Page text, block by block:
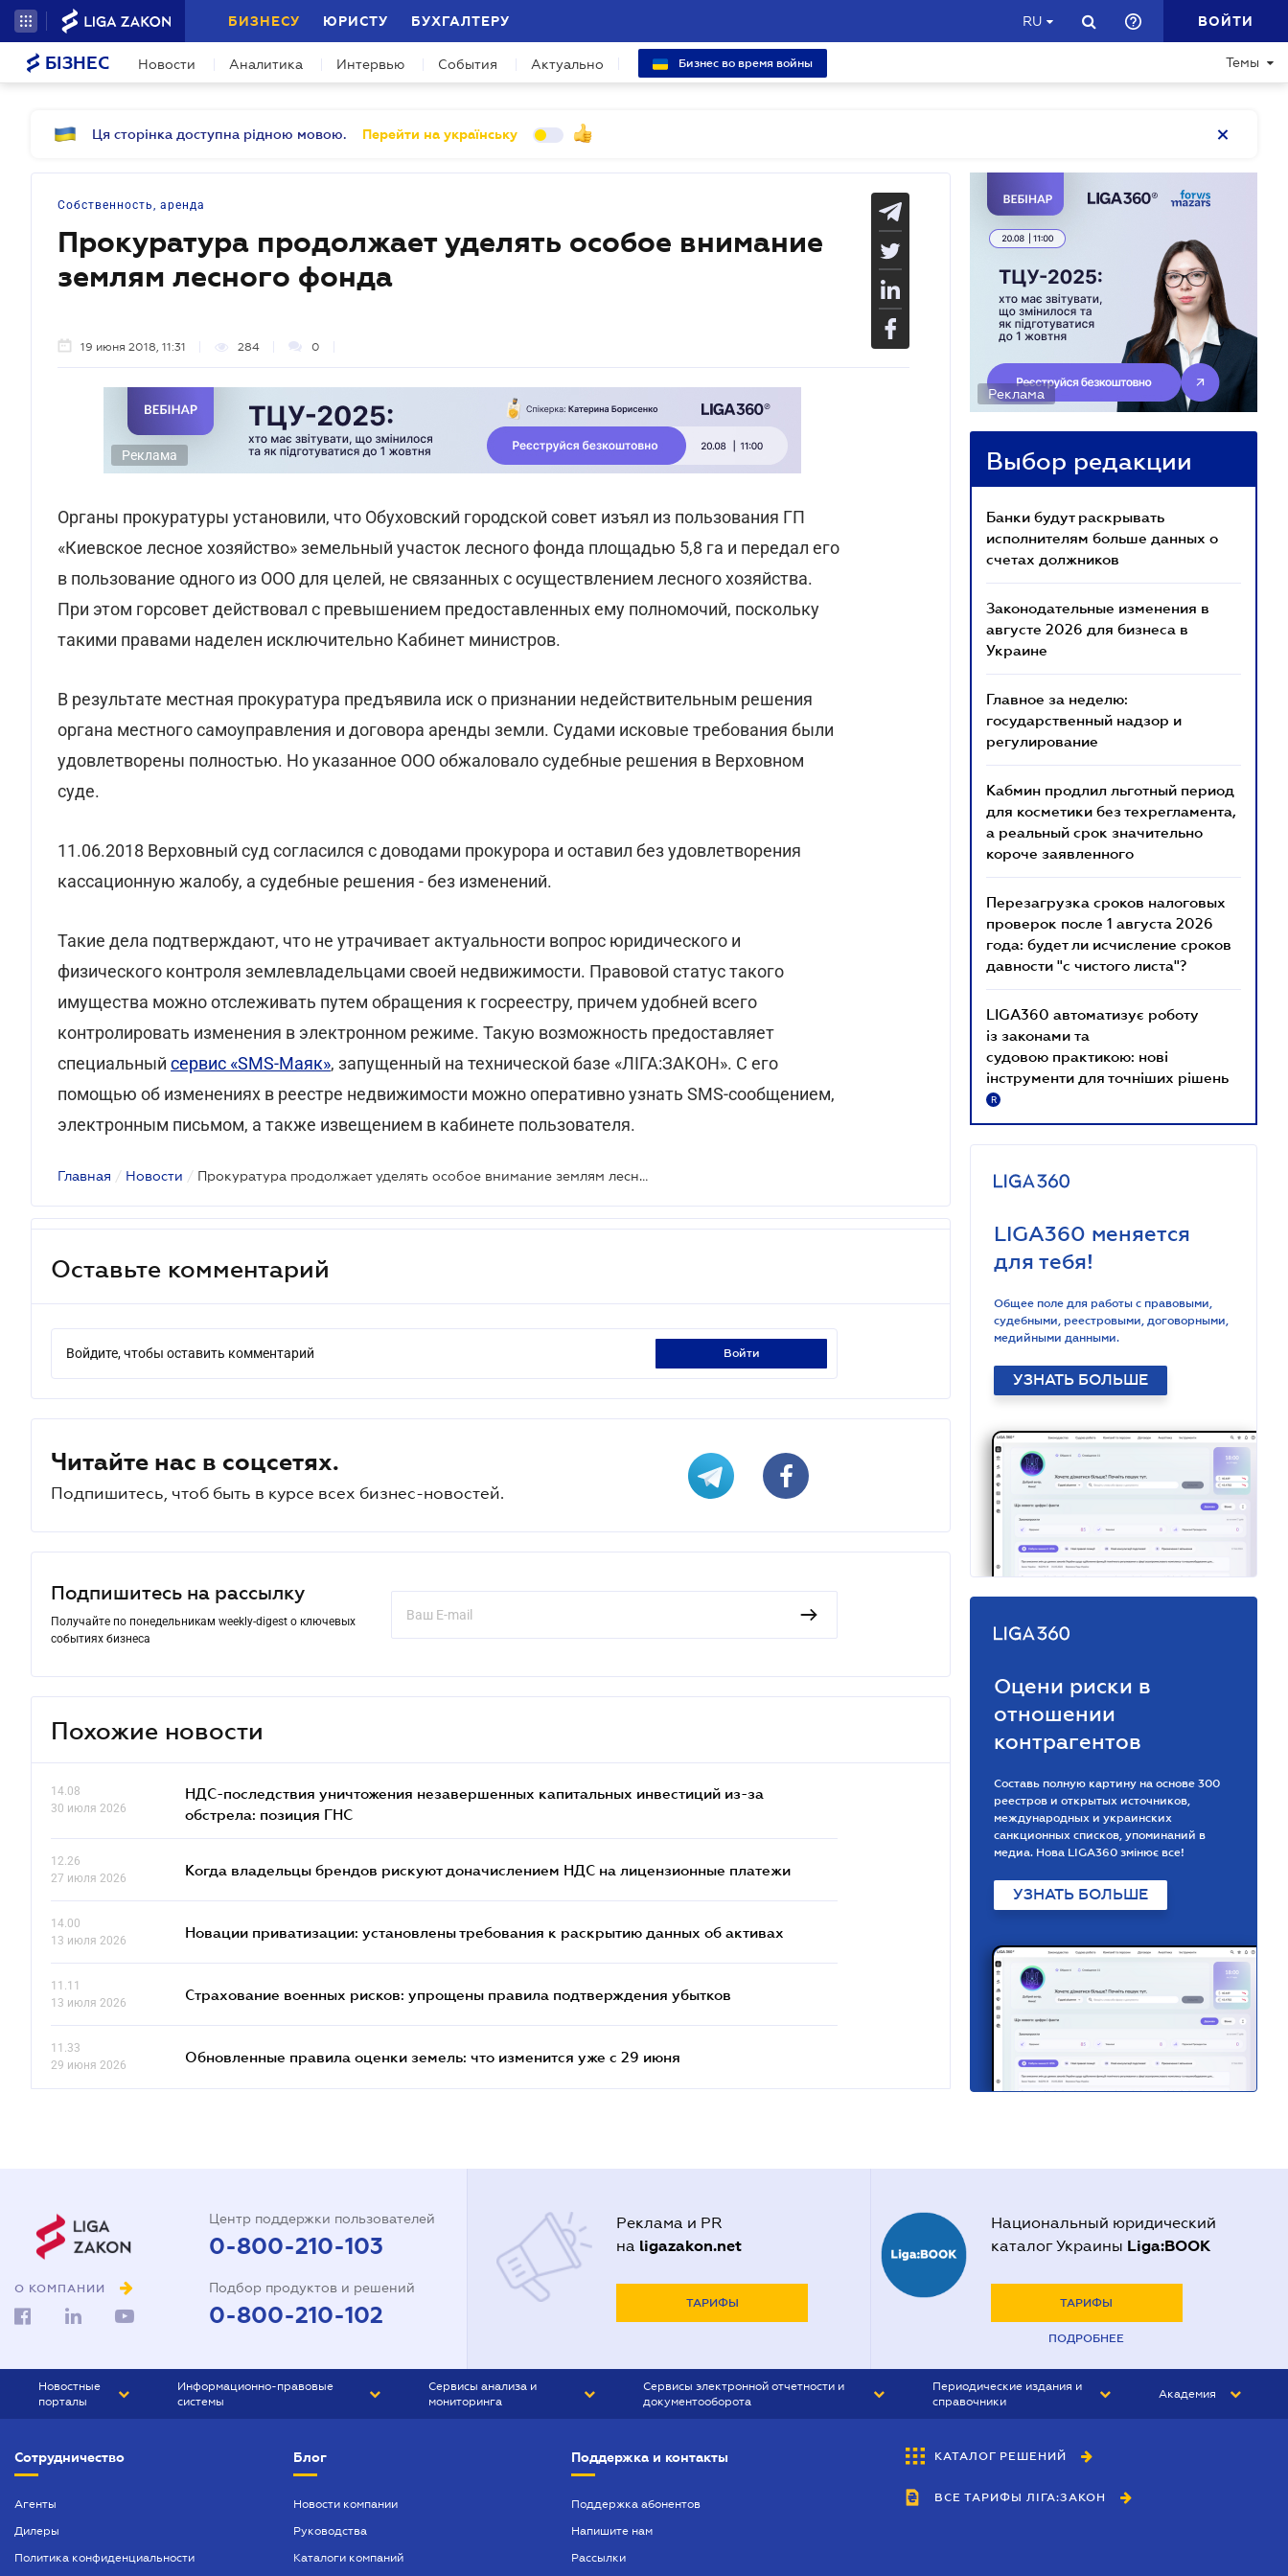
БИЗНЕСУ ЮРИСТУ БУХГАЛТЕРУ RU ВОЙТИ
БІЗНЕС Новости Аналитика Интервью События Актуально Бизнес во время войны Темы
Ця сторінка доступна рідною мовою. Перейти на українську
Собственность, аренда
Прокуратура продолжает уделять особое внимание
землям лесного фонда
19 июня 2018, 11:31 284 0
Реклама
Органы прокуратуры установили, что Обуховский городской совет изъял из пользования ГП
«Киевское лесное хозяйство» земельный участок лесного фонда площадью 5,8 га и передал его
в пользование одного из ООО для целей, не связанных с осуществлением лесного хозяйства.
При этом горсовет действовал с превышением предоставленных ему полномочий, поскольку
такими правами наделен исключительно Кабинет министров.
В результате местная прокуратура предъявила иск о признании недействительным решения
органа местного самоуправления и договора аренды земли. Судами исковые требования были
удовлетворены полностью. Но указанное ООО обжаловало судебные решения в Верховном
суде.
11.06.2018 Верховный суд согласился с доводами прокурора и оставил без удовлетворения
кассационную жалобу, а судебные решения - без изменений.
Такие дела подтверждают, что не утрачивает актуальности вопрос юридического и
физического контроля землевладельцами своей недвижимости. Правовой статус такого
имущества можно отслеживать путем обращения к госреестру, причем удобней всего
контролировать изменения в электронном режиме. Такую возможность предоставляет
специальный сервис «SMS-Маяк», запущенный на технической базе «ЛІГА:ЗАКОН». С его
помощью об изменениях в реестре недвижимости можно оперативно узнать SMS-сообщением,
электронным письмом, а также извещением в кабинете пользователя.
Главная / Новости / Прокуратура продолжает уделять особое внимание землям лесного фонда
Оставьте комментарий
Войдите, чтобы оставить комментарий войти
Читайте нас в соцсетях.
Подпишитесь, чтоб быть в курсе всех бизнес-новостей.
Подпишитесь на рассылку
Получайте по понедельникам weekly-digest о ключевых
событиях бизнеса
Похожие новости
14.08
30 июля 2026
НДС-последствия уничтожения незавершенных капитальных инвестиций из-за
обстрела: позиция ГНС
12.26
27 июля 2026
Когда владельцы брендов рискуют доначислением НДС на лицензионные платежи
14.00
13 июля 2026
Новации приватизации: установлены требования к раскрытию данных об активах
11.11
13 июля 2026
Страхование военных рисков: упрощены правила подтверждения убытков
11.33
29 июня 2026
Обновленные правила оценки земель: что изменится уже с 29 июня
Реклама
Выбор редакции
Банки будут раскрывать
исполнителям больше данных о
счетах должников
Законодательные изменения в
августе 2026 для бизнеса в
Украине
Главное за неделю:
государственный надзор и
регулирование
Кабмин продлил льготный период
для косметики без техрегламента,
а реальный срок значительно
короче заявленного
Перезагрузка сроков налоговых
проверок после 1 августа 2026
года: будет ли исчисление сроков
давности "с чистого листа"?
LIGA360 автоматизує роботу
із законами та
судовою практикою: нові
інструменти для точніших рішень
R
LIGA360 меняется
для тебя!
Общее поле для работы с правовыми,
судебными, реестровыми, договорными,
медийными данными.
УЗНАТЬ БОЛЬШЕ
Оцени риски в
отношении
контрагентов
Составь полную картину на основе 300
реестров и открытых источников,
международных и украинских
санкционных списков, упоминаний в
медиа. Нова LIGA360 змінює все!
УЗНАТЬ БОЛЬШЕ
О КОМПАНИИ
Центр поддержки пользователей
0-800-210-103
Подбор продуктов и решений
0-800-210-102
Реклама и PR
на ligazakon.net
ТАРИФЫ
Национальный юридический
каталог Украины Liga:BOOK
ТАРИФЫ
ПОДРОБНЕЕ
Новостные
порталы
БИЗНЕС
Информационно-правовые
системы
БУХГАЛТЕР ПРОФ
ЮРИСТ ПРОФ
Сервисы анализа и
мониторинга
Сервисы электронной отчетности и
документооборота
Периодические издания и
справочники
БУХГАЛТЕР&ЗАКОН
ВЕСТНИК МСФО
Академия
Сотрудничество
Агенты
Дилеры
Политика конфиденциальности
Блог
Новости компании
Руководства
Каталоги компаний
Поддержка и контакты
Поддержка абонентов
Напишите нам
Рассылки
КАТАЛОГ РЕШЕНИЙ
ВСЕ ТАРИФЫ ЛІГА:ЗАКОН